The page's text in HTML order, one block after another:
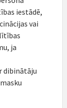
iestādē,
vai
ja
dibinātāju